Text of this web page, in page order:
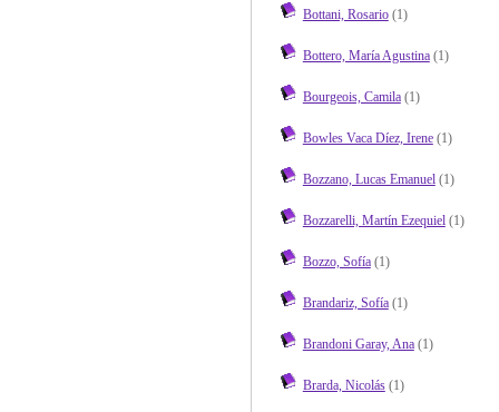
Bottani, Rosario(1)
Bottero, María Agustina(1)
Bourgeois, Camila(1)
Bowles Vaca Díez, Irene(1)
Bozzano, Lucas Emanuel(1)
Bozzarelli, Martín Ezequiel(1)
Bozzo, Sofía(1)
Brandariz, Sofía(1)
Brandoni Garay, Ana(1)
Brarda, Nicolás(1)